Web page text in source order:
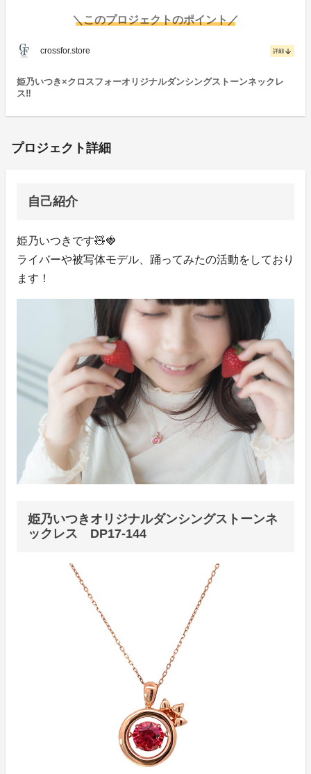
＼このプロジェクトのポイント／
crossfor.store 詳細 arrow_downward
姫乃いつき×クロスフォーオリジナルダンシングストーンネックレ
ス‼
プロジェクト詳細
自己紹介
姫乃いつきです🧸🍓
ライバーや被写体モデル、踊ってみたの活動をしており
ます！
姫乃いつきオリジナルダンシングストーンネ
ックレス DP17-144